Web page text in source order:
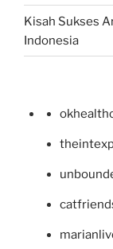
Kisah Sukses
Indonesia